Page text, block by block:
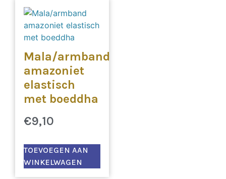
Mala/armband
amazoniet
elastisch
met boeddha
€9,10
TOEVOEGEN AAN
WINKELWAGEN